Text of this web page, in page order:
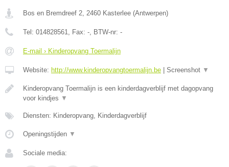
Bos en Bremdreef 2, 2460 Kasterlee (Antwerpen)
Tel: 014828561, Fax: -, BTW-nr: -
E-mail › Kinderopvang Toermalijn
Website: http://www.kinderopvangtoermalijn.be Screenshot ▼
Kinderopvang Toermalijn is een kinderdagverblijf met dagopvang
voor kindjes ▼
Diensten: Kinderopvang, Kinderdagverblijf
Openingstijden ▼
Sociale media: